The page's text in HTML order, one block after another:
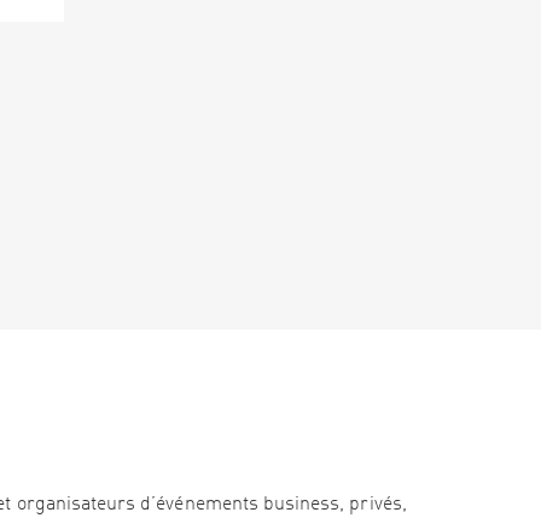
organisateurs d’événements business, privés,